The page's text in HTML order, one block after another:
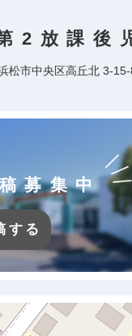
2放課後
松市中央区高丘北 3-15-
募集中
する